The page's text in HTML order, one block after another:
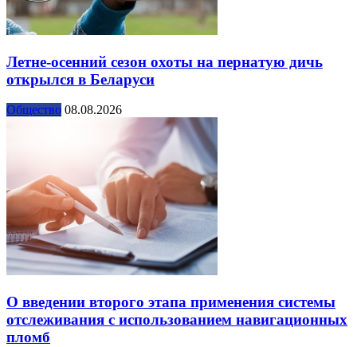
Летне-осенний сезон охоты на пернатую дичь
открылся в Беларуси
Общество 08.08.2026
О введении второго этапа применения системы
отслеживания с использованием навигационных
пломб